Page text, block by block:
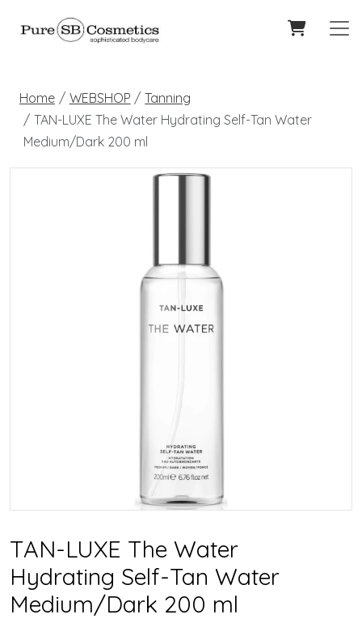
Home WEBSHOP
Tanning
TAN-LUXE The Water Hydrating Self-Tan Water
Medium/Dark 200 ml
TAN-LUXE The Water
Hydrating Self-Tan Water
Medium/Dark 200 ml